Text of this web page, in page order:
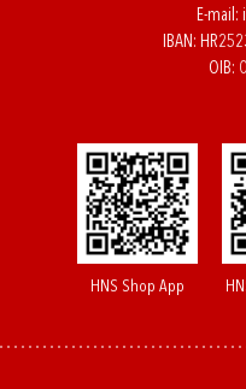
E-mail:
IBAN:
OIB:
HNS Shop App